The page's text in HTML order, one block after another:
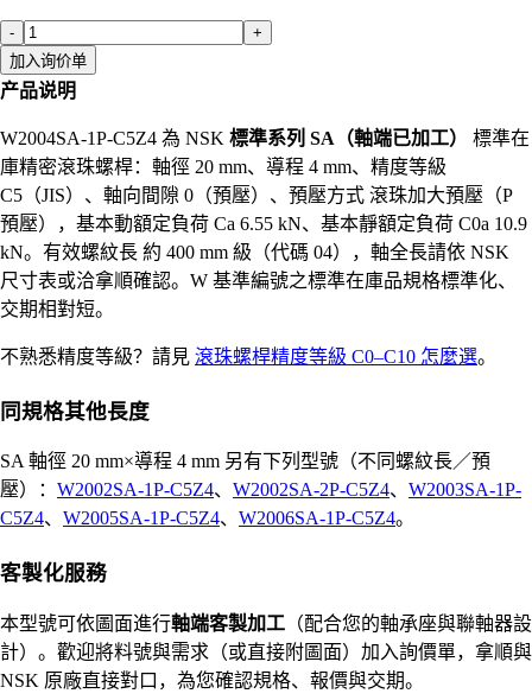
-
+
加入询价单
产品说明
W2004SA-1P-C5Z4 為 NSK 標準系列 SA（軸端已加工）
標準在
庫精密滾珠螺桿：軸徑 20 mm、導程 4 mm、精度等級
C5（JIS）、軸向間隙 0（預壓）、預壓方式 滾珠加大預壓（P
預壓），基本動額定負荷 Ca 6.55 kN、基本靜額定負荷 C0a 10.9
kN。有效螺紋長 約 400 mm 級（代碼 04），軸全長請依 NSK
尺寸表或洽拿順確認。W 基準編號之標準在庫品規格標準化、
交期相對短。
不熟悉精度等級？請見 滾珠螺桿精度等級 C0–C10 怎麼選。
同規格其他長度
SA 軸徑 20 mm×導程 4 mm 另有下列型號（不同螺紋長／預
壓）： W2002SA-1P-C5Z4、 W2002SA-2P-C5Z4、 W2003SA-1P-
C5Z4、 W2005SA-1P-C5Z4、 W2006SA-1P-C5Z4。
客製化服務
本型號可依圖面進行軸端客製加工 （配合您的軸承座與聯軸器設
計）。歡迎將料號與需求（或直接附圖面）加入詢價單，拿順與
NSK 原廠直接對口，為您確認規格、報價與交期。